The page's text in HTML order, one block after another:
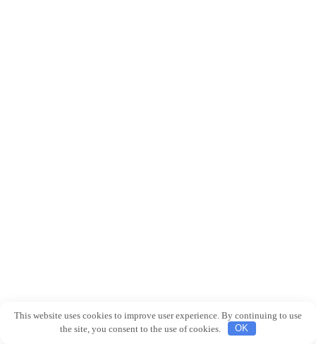
This website uses cookies to improve user experience. By continuing to use
the site, you consent to the use of cookies.
OK